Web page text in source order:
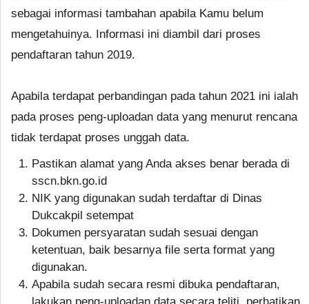
sebagai informasi tambahan apabila Kamu belum
mengetahuinya. Informasi ini diambil dari proses
pendaftaran tahun 2019.
Apabila terdapat perbandingan pada tahun 2021 ini ialah
pada proses peng-uploadan data yang menurut rencana
tidak terdapat proses unggah data.
Pastikan alamat yang Anda akses benar berada di
sscn.bkn.go.id
NIK yang digunakan sudah terdaftar di Dinas
Dukcakpil setempat
Dokumen persyaratan sudah sesuai dengan
ketentuan, baik besarnya file serta format yang
digunakan.
Apabila sudah secara resmi dibuka pendaftaran,
lakukan peng-uploadan data secara teliti, perhatikan